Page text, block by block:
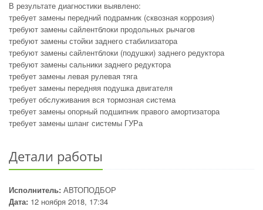
В результате диагностики выявлено:
требует замены передний подрамник (сквозная коррозия)
требуют замены сайлентблоки продольных рычагов
требуют замены стойки заднего стабилизатора
требуют замены сайлентблоки (подушки) заднего редуктора
требуют замены сальники заднего редуктора
требует замены левая рулевая тяга
требует замены передняя подушка двигателя
требует обслуживания вся тормозная система
требует замены опорный подшипник правого амортизатора
требует замены шланг системы ГУРа
Детали работы
Исполнитель: АВТОПОДБОР
Дата: 12 ноября 2018, 17:34